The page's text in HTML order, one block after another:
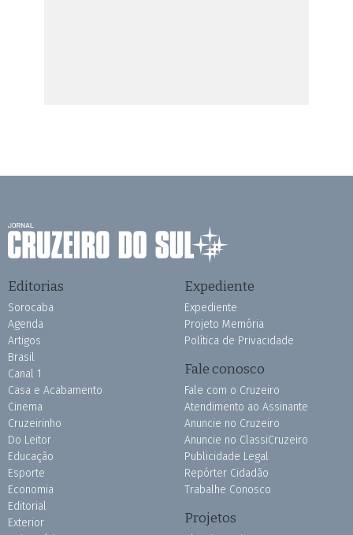
Editorias
Sorocaba
Agenda
Artigos
Brasil
Canal 1
Casa e Acabamento
Cinema
Cruzeirinho
Do Leitor
Educação
Esporte
Economia
Editorial
Exterior
Expediente
Expediente
Projeto Memória
Política de Privacidade
Fale conosco
Fale com o Cruzeiro
Atendimento ao Assinante
Anuncie no Cruzeiro
Anuncie no ClassiCruzeiro
Publicidade Legal
Repórter Cidadão
Trabalhe Conosco
Projetos